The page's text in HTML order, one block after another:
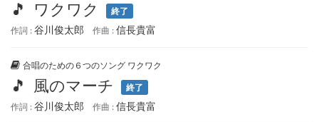
🎵 ワクワク 終了
作詞 :谷川俊太郎 作曲 :信長貴富
合唱のための６つのソング ワクワク
🎵 風のマーチ 終了
作詞 :谷川俊太郎 作曲 :信長貴富